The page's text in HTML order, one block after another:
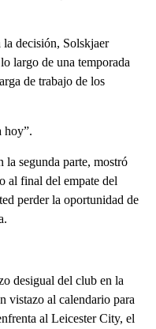
la decisión, Solskjaer
largo de una temporada
de trabajo de los
hoy”.
la segunda parte, mostró
al final del empate del
perder la oportunidad de
desigual del club en la
vistazo al calendario para
al Leicester City, el